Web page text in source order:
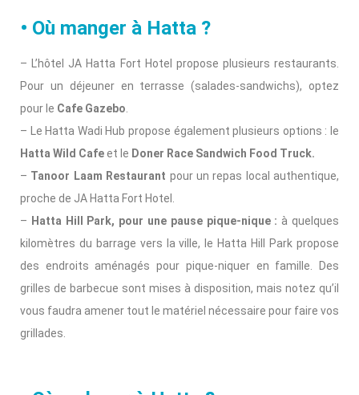
• Où manger à Hatta ?
– L’hôtel JA Hatta Fort Hotel propose plusieurs restaurants.
Pour un déjeuner en terrasse (salades-sandwichs), optez
pour le Cafe Gazebo
– Le Hatta Wadi Hub propose également plusieurs options : le
Hatta Wild Cafeet le Doner Race Sandwich Food Truck.
– Tanoor Laam Restaurant pour un repas local authentique,
proche de JA Hatta Fort Hotel.
– Hatta Hill Park, pour une pause pique-nique : à quelques
kilomètres du barrage vers la ville, le Hatta Hill Park propose
des endroits aménagés pour pique-niquer en famille. Des
grilles de barbecue sont mises à disposition, mais notez qu’il
vous faudra amener tout le matériel nécessaire pour faire vos
grillades.